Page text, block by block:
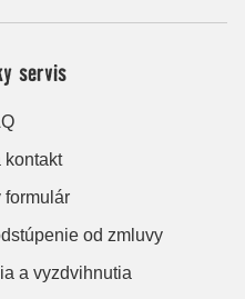
servis
kontakt
formulár
od zmluvy
a vyzdvihnutia